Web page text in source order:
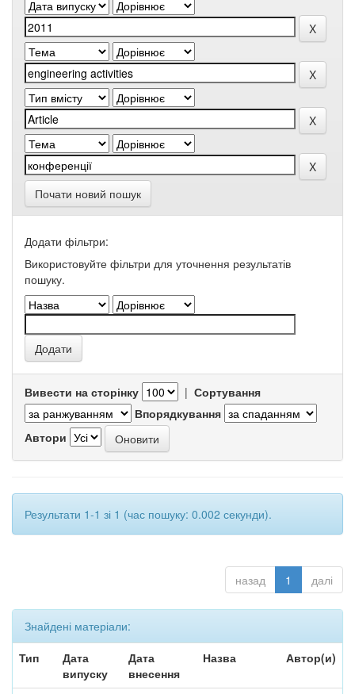
Почати новий пошук
Додати фільтри:
Використовуйте фільтри для уточнення результатів
пошуку.
Вивести на сторінку | Сортування
Впорядкування
Автори
Результати 1-1 зі 1 (час пошуку: 0.002 секунди).
назад 1 далі
Знайдені матеріали:
Тип
Дата
випуску
Дата
внесення
Назва Автор(и)